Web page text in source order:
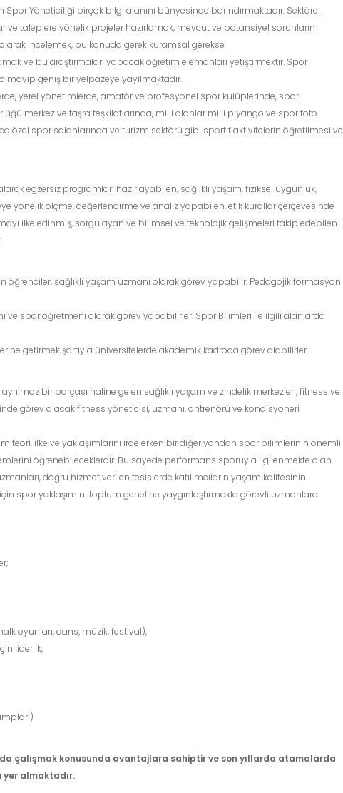
Yöneticiliği birçok bilgi alanını bünyesinde barındırmaktadır. Sektörel
taleplere yönelik projeler hazırlamak, mevcut ve potansiyel sorunların
incelemek, bu konuda gerek kuramsal gerekse
ve bu araştırmaları yapacak öğretim elemanları yetiştirmektir. Spor
geniş bir yelpazeye yayılmaktadır.
yerel yönetimlerde, amatör ve profesyonel spor kulüplerinde, spor
merkez ve taşra teşkilatlarında, milli olanlar milli piyango ve spor toto
özel spor salonlarında ve turizm sektörü gibi sportif aktivitelerin öğretilmesi ve
egzersiz programları hazırlayabilen, sağlıklı yaşam, fiziksel uygunluk,
yönelik ölçme, değerlendirme ve analiz yapabilen, etik kurallar çerçevesinde
ilke edinmiş, sorgulayan ve bilimsel ve teknolojik gelişmeleri takip edebilen
sağlıklı yaşam uzmanı olarak görev yapabilir. Pedagojik formasyon
ve spor öğretmeni olarak görev yapabilirler. Spor Bilimleri ile ilgili alanlarda
getirmek şartıyla üniversitelerde akademik kadroda görev alabilirler.
bir parçası haline gelen sağlıklı yaşam ve zindelik merkezleri, fitness ve
görev alacak fitness yöneticisi, uzmanı, antrenörü ve kondisyoneri
teori, ilke ve yaklaşımlarını irdelerken bir diğer yandan spor bilimlerinin önemli
öğrenebileceklerdir. Bu sayede performans sporuyla ilgilenmekte olan
doğru hizmet verilen tesislerde katılımcıların yaşam kalitesinin
spor yaklaşımını toplum geneline yaygınlaştırmakla görevli uzmanlara
oyunları, dans, müzik, festival),
liderlik,
çalışmak konusunda avantajlara sahiptir ve son yıllarda atamalarda
yer almaktadır.